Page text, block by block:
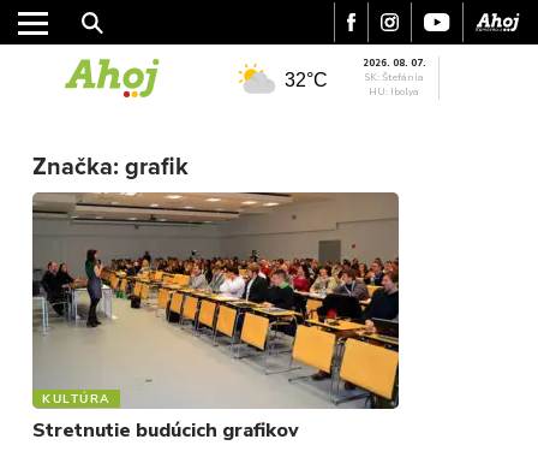
ŠPORT
KULTÚRA
FOTKY
VIDEO
MIX
32°C
2026. 08. 07.
SK: Štefánia
HU: Ibolya
Značka: grafik
KULTÚRA
Stretnutie budúcich grafikov